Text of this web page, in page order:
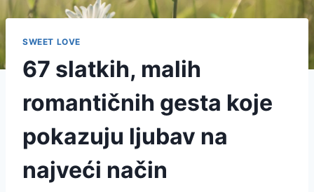
SWEET LOVE
67 slatkih, malih
romantičnih gesta koje
pokazuju ljubav na
najveći način